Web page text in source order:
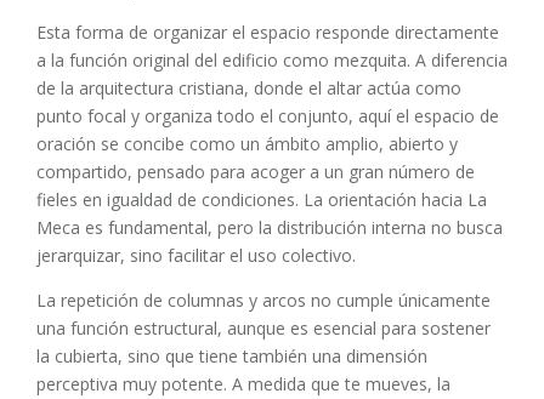
Esta forma de organizar el espacio responde directamente
a la función original del edificio como mezquita. A diferencia
de la arquitectura cristiana, donde el altar actúa como
punto focal y organiza todo el conjunto, aquí el espacio de
oración se concibe como un ámbito amplio, abierto y
compartido, pensado para acoger a un gran número de
fieles en igualdad de condiciones. La orientación hacia La
Meca es fundamental, pero la distribución interna no busca
jerarquizar, sino facilitar el uso colectivo.
La repetición de columnas y arcos no cumple únicamente
una función estructural, aunque es esencial para sostener
la cubierta, sino que tiene también una dimensión
perceptiva muy potente. A medida que te mueves, la